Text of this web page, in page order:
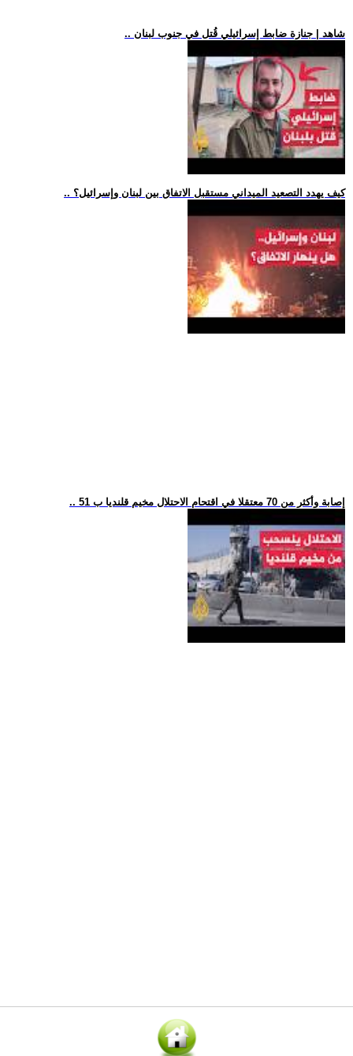
.. شاهد | جنازة ضابط إسرائيلي قُتل في جنوب لبنان
.. كيف يهدد التصعيد الميداني مستقبل الاتفاق بين لبنان وإسرائيل؟
.. 51 إصابة وأكثر من 70 معتقلا في اقتحام الاحتلال مخيم قلنديا ب